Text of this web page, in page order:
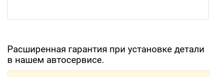
Расширенная гарантия при установке детали
в нашем автосервисе.